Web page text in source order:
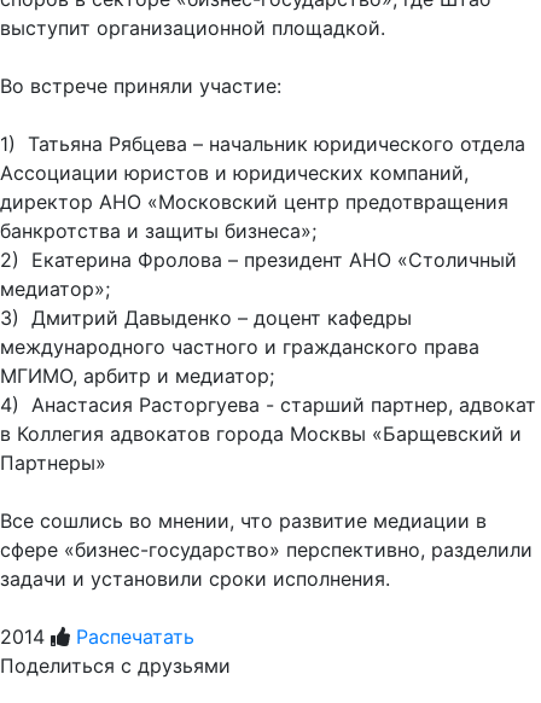
выступит организационной площадкой.
Во встрече приняли участие:
1) Татьяна Рябцева – начальник юридического отдела
Ассоциации юристов и юридических компаний,
директор АНО «Московский центр предотвращения
банкротства и защиты бизнеса»;
2) Екатерина Фролова – президент АНО «Столичный
медиатор»;
3) Дмитрий Давыденко – доцент кафедры
международного частного и гражданского права
МГИМО, арбитр и медиатор;
4) Анастасия Расторгуева - старший партнер, адвокат
в Коллегия адвокатов города Москвы «Барщевский и
Партнеры»
Все сошлись во мнении, что развитие медиации в
сфере «бизнес-государство» перспективно, разделили
задачи и установили сроки исполнения.
2014
Распечатать
Поделиться с друзьями